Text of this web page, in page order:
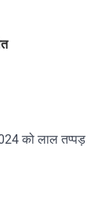
को लाल तप्पड़